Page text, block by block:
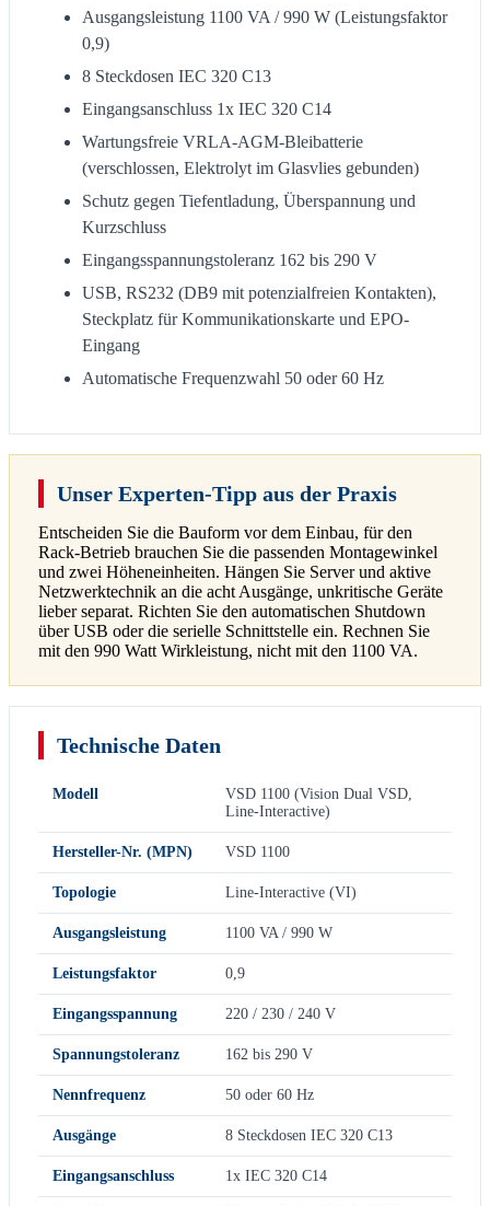
Ausgangsleistung 1100 VA / 990 W (Leistungsfaktor
0,9)
8 Steckdosen IEC 320 C13
Eingangsanschluss 1x IEC 320 C14
Wartungsfreie VRLA-AGM-Bleibatterie
(verschlossen, Elektrolyt im Glasvlies gebunden)
Schutz gegen Tiefentladung, Überspannung und
Kurzschluss
Eingangsspannungstoleranz 162 bis 290 V
USB, RS232 (DB9 mit potenzialfreien Kontakten),
Steckplatz für Kommunikationskarte und EPO-
Eingang
Automatische Frequenzwahl 50 oder 60 Hz
Unser Experten-Tipp aus der Praxis
Entscheiden Sie die Bauform vor dem Einbau, für den
Rack-Betrieb brauchen Sie die passenden Montagewinkel
und zwei Höheneinheiten. Hängen Sie Server und aktive
Netzwerktechnik an die acht Ausgänge, unkritische Geräte
lieber separat. Richten Sie den automatischen Shutdown
über USB oder die serielle Schnittstelle ein. Rechnen Sie
mit den 990 Watt Wirkleistung, nicht mit den 1100 VA.
Technische Daten
Modell
VSD 1100 (Vision Dual VSD,
Line-Interactive)
Hersteller-Nr. (MPN) VSD 1100
Topologie Line-Interactive (VI)
Ausgangsleistung 1100 VA / 990 W
Leistungsfaktor 0,9
Eingangsspannung 220 / 230 / 240 V
Spannungstoleranz 162 bis 290 V
Nennfrequenz 50 oder 60 Hz
Ausgänge 8 Steckdosen IEC 320 C13
Eingangsanschluss 1x IEC 320 C14